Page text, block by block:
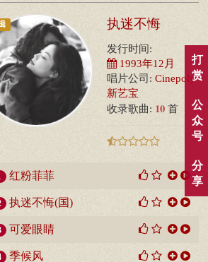
执迷不悔
发行时间:
1993年12月
唱片公司: Cinepoly
新艺宝
收录歌曲: 10 首
红粉菲菲
执迷不悔(国)
可爱眼睛
季候风
打
赏
公
众
号
分
享